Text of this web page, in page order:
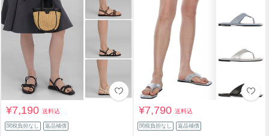
¥7,190送料込
関税負担なし 返品補償
¥7,790送料込
関税負担なし 返品補償